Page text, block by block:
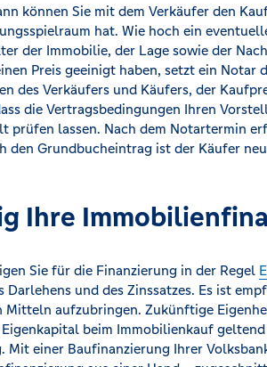
können Sie mit dem Verkäufer den
hat. Wie hoch ein
der Immobilie, der Lage sowie der
Preis geeinigt haben, setzt ein Notar
des Verkäufers und Käufers, der
die Vertragsbedingungen Ihren
prüfen lassen. Nach dem Notartermin
den Grundbucheintrag ist der Käufer
Ihre
Sie für die Finanzierung in der Regel
und des Zinssatzes. Es ist
Mitteln aufzubringen. Zukünftige
beim Immobilienkauf
Mit einer Baufinanzierung Ihrer